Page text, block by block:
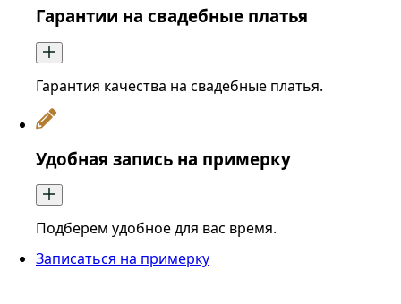
Гарантии на свадебные платья
Гарантия качества на свадебные платья.
Удобная запись на примерку
Подберем удобное для вас время.
Записаться на примерку